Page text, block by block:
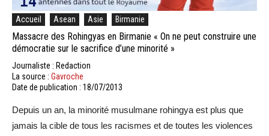
Accueil Asean Asie Birmanie
Massacre des Rohingyas en Birmanie « On ne peut construire une
démocratie sur le sacrifice d’une minorité »
Journaliste : Redaction
La source : Gavroche
Date de publication : 18/07/2013
Depuis un an, la minorité musulmane rohingya est plus que
jamais la cible de tous les racismes et de toutes les violences